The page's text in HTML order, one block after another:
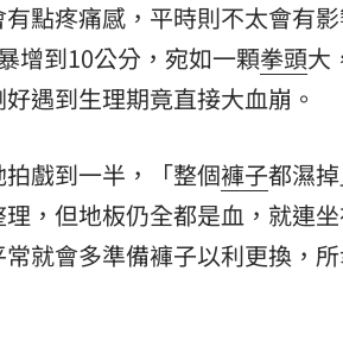
點疼痛感，平時則不太會有
增到10公分，宛如一顆拳頭大
遇到生理期竟直接大血崩。
戲到一半，「整個褲子都濕
，但地板仍全都是血，就連
就會多準備褲子以利更換，